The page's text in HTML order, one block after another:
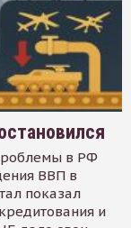
в РФ
ВВП в
показал
и